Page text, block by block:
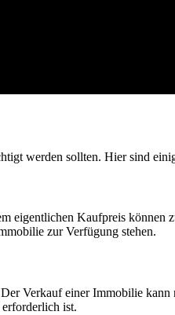
werden sollten. Hier sind
Kaufpreis
zur Verfügung stehen.
Verkauf einer Immobilie
ist.